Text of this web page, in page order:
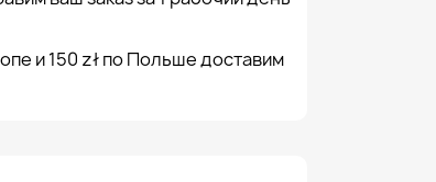
и 150 zł по Польше доставим